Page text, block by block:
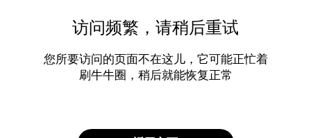
访问频繁，请稍后重试
您所要访问的页面不在这儿，它可能正忙着
刷牛牛圈，稍后就能恢复正常